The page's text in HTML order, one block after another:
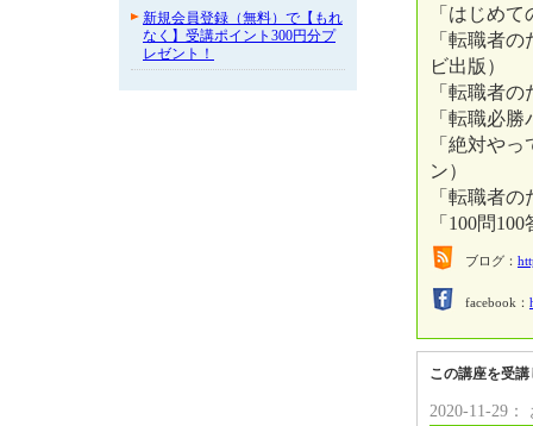
新規会員登録（無料）で【もれ
なく】受講ポイント300円分プ
レゼント！
「はじめ
「転職者
ビ出版）
「転職者
「転職必
「絶対や
ン）
「転職者
「100問
ブログ：
facebook：
この講座を受
2020-11-29